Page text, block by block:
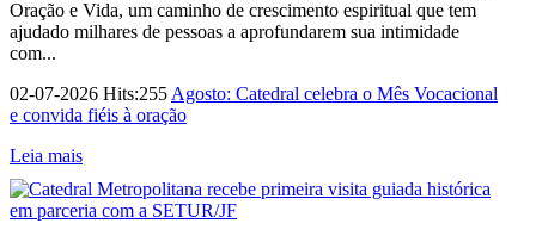
Oração e Vida, um caminho de crescimento espiritual que tem
ajudado milhares de pessoas a aprofundarem sua intimidade
com...
02-07-2026 Hits:255 Agosto: Catedral celebra o Mês Vocacional
e convida fiéis à oração
Leia mais